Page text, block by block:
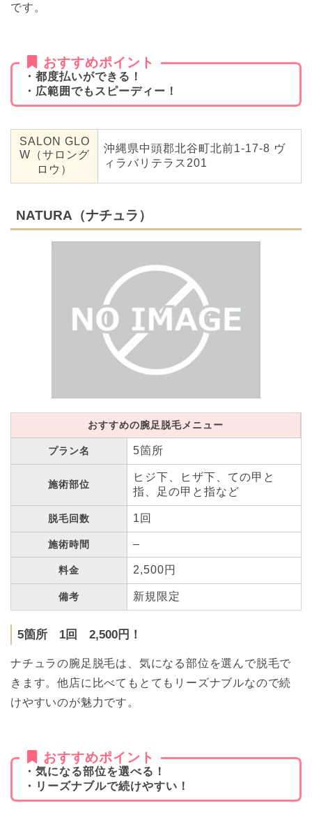
です。
おすすめポイント
・都度払いができる！
・広範囲でもスピーディー！
SALON GLO
W（サロング
ロウ）
沖縄県中頭郡北谷町北前1-17-8 ヴ
ィラバリテラス201
NATURA（ナチュラ）
おすすめの腕足脱毛メニュー
プラン名 5箇所
施術部位
ヒジ下、ヒザ下、ての甲と
指、足の甲と指など
脱毛回数 1回
施術時間 –
料金 2,500円
備考 新規限定
5箇所 1回 2,500円！
ナチュラの腕足脱毛は、気になる部位を選んで脱毛で
きます。他店に比べてもとてもリーズナブルなので続
けやすいのが魅力です。
おすすめポイント
・気になる部位を選べる！
・リーズナブルで続けやすい！